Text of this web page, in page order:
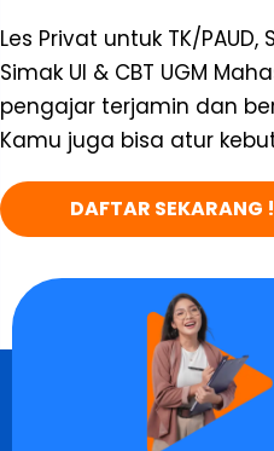
Les Privat untuk TK/PAUD,
Simak UI & CBT UGM
pengajar terjamin dan
Kamu juga bisa atur
DAFTAR SEKARANG !